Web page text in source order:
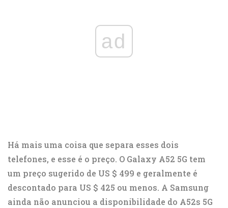
ad
Há mais uma coisa que separa esses dois
telefones, e esse é o preço. O Galaxy A52 5G tem
um preço sugerido de US $ 499 e geralmente é
descontado para US $ 425 ou menos. A Samsung
ainda não anunciou a disponibilidade do A52s 5G